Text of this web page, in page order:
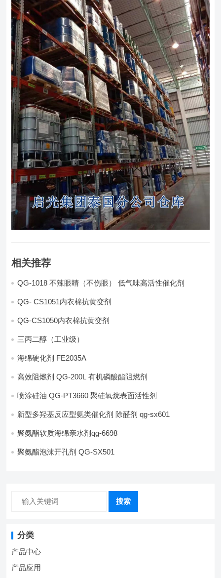
相关推荐
QG-1018 不辣眼睛（不伤眼） 低气味高活性催化剂
QG- CS1051内衣棉抗黄变剂
QG-CS1050内衣棉抗黄变剂
三丙二醇（工业级）
海绵硬化剂 FE2035A
高效阻燃剂 QG-200L 有机磷酸酯阻燃剂
喷涂硅油 QG-PT3660 聚硅氧烷表面活性剂
新型多羟基反应型氨类催化剂 除醛剂 qg-sx601
聚氨酯软质海绵亲水剂qg-6698
聚氨酯泡沫开孔剂 QG-SX501
搜索
分类
产品中心
产品应用